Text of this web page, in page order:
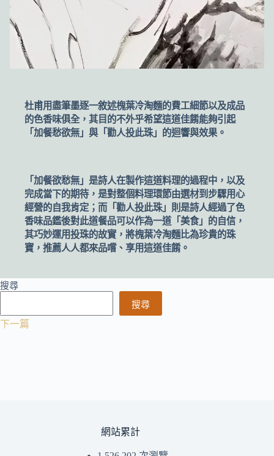
杜甫用盡筆墨逐一敘述槐葉冷淘麵的費工細節以及成品
的色香味俱全，其目的不外乎希望這道佳餚能夠引起
「加餐愁欲無」與「勸人投此珠」的迴響與效果。
「加餐欲愁無」是詩人在製作這道料理的過程中，以及
完成當下的期待，是對整個料理環節由選材到步驟用心
經營的自我肯定；而「勸人投此珠」則是詩人經過了色
香味品鑑後對此道餐品可以作為一道「美食」的自信，
其巧妙運用投珠的故實，將槐葉冷淘麵比為珍貴的珠
寶，推薦人人都來品嚐、享用這道佳餚。
搜尋
搜尋
下一篇
網站累計